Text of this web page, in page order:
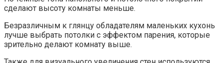
сделают высоту комнаты меньше.
Безразличным к глянцу обладателям маленьких кухонь
лучше выбрать потолки с эффектом парения, которые
зрительно делают комнату выше.